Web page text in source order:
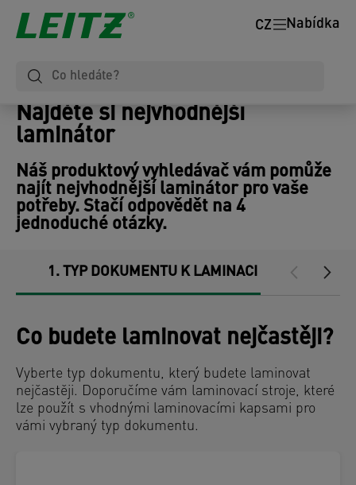
Nabídka
CZ
Najděte si nejvhodnější
laminátor
Náš produktový vyhledávač vám pomůže
najít nejvhodnější laminátor pro vaše
potřeby. Stačí odpovědět na 4
jednoduché otázky.
1 TYP DOKUMENTU K LAMINACI 2
Co budete laminovat nejčastěji?
Vyberte typ dokumentu, který budete laminovat
nejčastěji. Doporučíme vám laminovací stroje, které
lze použít s vhodnými laminovacími kapsami pro
vámi vybraný typ dokumentu.